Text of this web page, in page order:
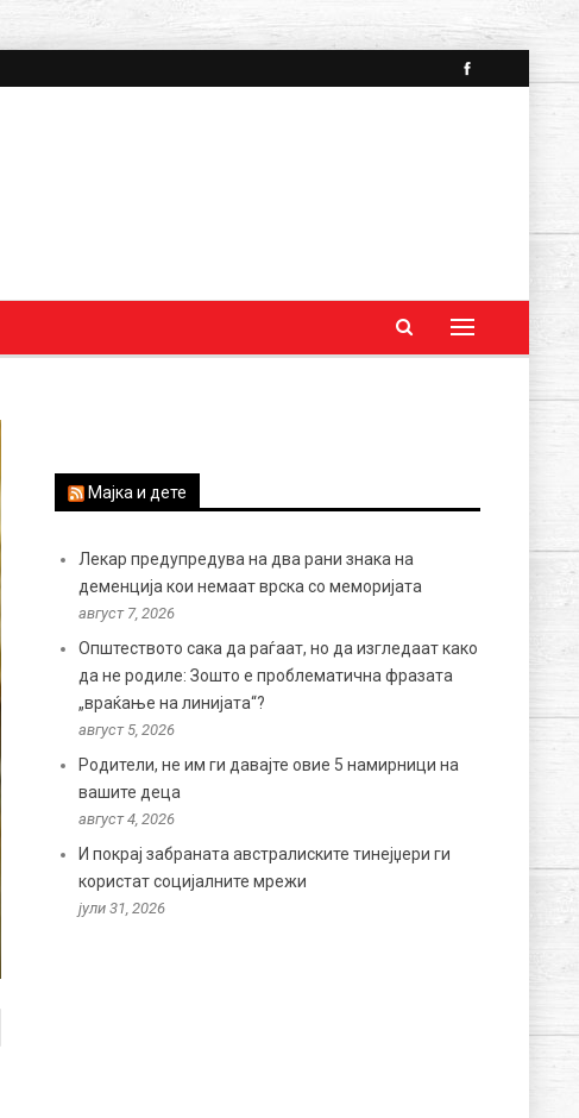
Мајка и дете
Лекар предупредува на два рани знака на
деменција кои немаат врска со меморијата
август 7, 2026
Општеството сака да раѓаат, но да изгледаат како
да не родиле: Зошто е проблематична фразата
„враќање на линијата“?
август 5, 2026
Родители, не им ги давајте овие 5 намирници на
вашите деца
август 4, 2026
И покрај забраната австралиските тинејџери ги
користат социјалните мрежи
јули 31, 2026